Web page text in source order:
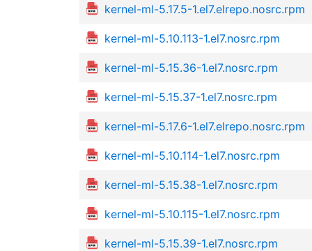
kernel-ml-5.17.5-1.el7.elrepo.nosrc.rpm
kernel-ml-5.10.113-1.el7.nosrc.rpm
kernel-ml-5.15.36-1.el7.nosrc.rpm
kernel-ml-5.15.37-1.el7.nosrc.rpm
kernel-ml-5.17.6-1.el7.elrepo.nosrc.rpm
kernel-ml-5.10.114-1.el7.nosrc.rpm
kernel-ml-5.15.38-1.el7.nosrc.rpm
kernel-ml-5.10.115-1.el7.nosrc.rpm
kernel-ml-5.15.39-1.el7.nosrc.rpm